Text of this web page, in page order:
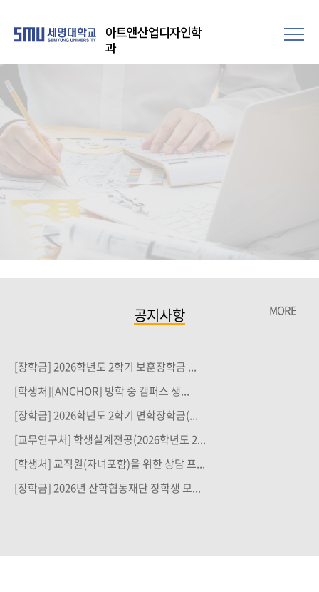
아트앤산업디자인학
과
공지사항
[장학금] 2026학년도 2학기 보훈장학금 ...
[학생처][ANCHOR] 방학 중 캠퍼스 생...
[장학금] 2026학년도 2학기 면학장학금(...
[교무연구처] 학생설계전공(2026학년도 2...
[학생처] 교직원(자녀포함)을 위한 상담 프...
[장학금] 2026년 산학협동재단 장학생 모...
MORE